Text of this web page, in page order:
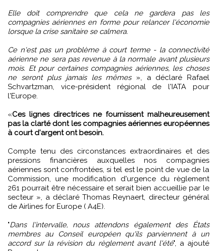
Elle doit comprendre que cela ne gardera pas les
compagnies aériennes en forme pour relancer l'économie
lorsque la crise sanitaire se calmera.
Ce n'est pas un problème à court terme - la connectivité
aérienne ne sera pas revenue à la normale avant plusieurs
mois. Et pour certaines compagnies aériennes, les choses
ne seront plus jamais les mêmes », a déclaré Rafael
Schvartzman, vice-président régional de l'IATA pour
l'Europe.
«Ces lignes directrices ne fournissent malheureusement
pas la clarté dont les compagnies aériennes européennes
à court d'argent ont besoin.
Compte tenu des circonstances extraordinaires et des
pressions financières auxquelles nos compagnies
aériennes sont confrontées, si tel est le point de vue de la
Commission, une modification d'urgence du règlement
261 pourrait être nécessaire et serait bien accueillie par le
secteur », a déclaré Thomas Reynaert, directeur général
de Airlines for Europe ( A4E).
"Dans l'intervalle, nous attendons également des États
membres au Conseil européen qu'ils parviennent à un
accord sur la révision du règlement avant l'été", a ajouté